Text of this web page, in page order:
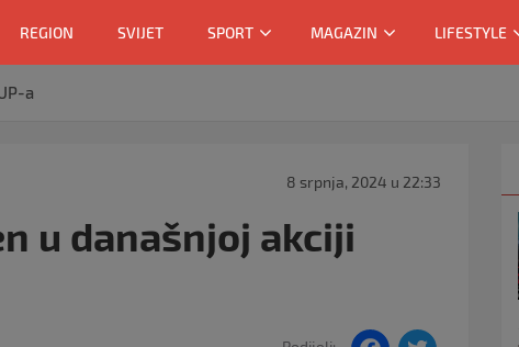
REGION SVIJET SPORT MAGAZIN LIFESTYLE
a
8 srpnja, 2024 u 22:33
u današnjoj akciji